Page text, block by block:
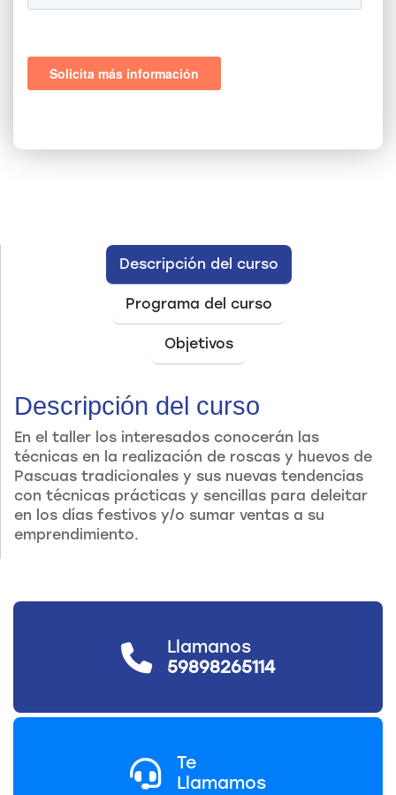
Descripción del curso
Programa del curso
Objetivos
Descripción del curso
En el taller los interesados conocerán las
técnicas en la realización de roscas y huevos de
Pascuas tradicionales y sus nuevas tendencias
con técnicas prácticas y sencillas para deleitar
en los días festivos y/o sumar ventas a su
emprendimiento.
Llamanos
59898265114
Te
Llamamos